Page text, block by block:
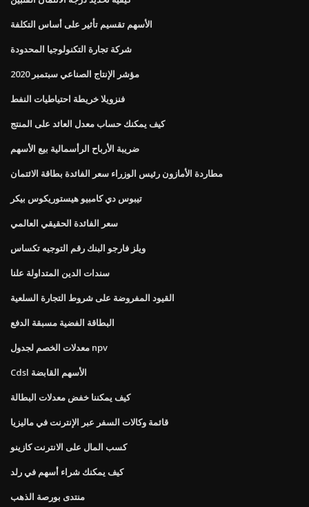
الأسهم تقسيم تأثير على أساس التكلفة
شركة تجارة التكنولوجيا المحدودة
مؤشر الإنتاج الصناعي سبتمبر 2020
فنزويلا خريطة احتياطيات النفط
كيف يمكنك حساب معدل العائد على المنتج
ضريبة الأرباح الرأسمالية بيع الأسهم
مطاردة الأمازون رئيس الوزراء سعر الفائدة بطاقة الائتمان
تيبوس دي كامبيو هيستوريكوس بيكر
سعر الفائدة الحقيقي العالمي
ويلز فارجو البنك رقم التوجيه تكساس
سندات الدين المتداولة علنا
القيود المفروضة على شروط التجارة السلعية
البطاقة الفضية مسبقة الدفع
معدلات الخصم لجدول npv
Cdsl الأسهم القابضة
كيف يمكننا خفض معدلات البطالة
قائمة وكالات السفر عبر الإنترنت في ماليزيا
كسب المال على الانترنت كازينو
كيف يمكنك شراء أسهم في رلد
منتدى بورصة الذهب